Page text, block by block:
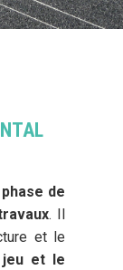
phase de
. Il
et le
jeu et le